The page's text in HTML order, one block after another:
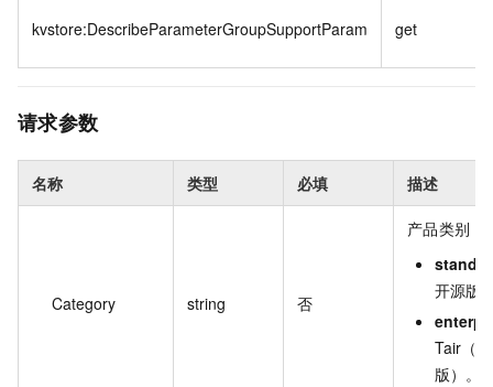
kvstore:DescribeParameterGroupSupportParam get
请求参数
名称 类型 必填 描述
Category string 否
产品类别，
开源版
Tair（
版）。